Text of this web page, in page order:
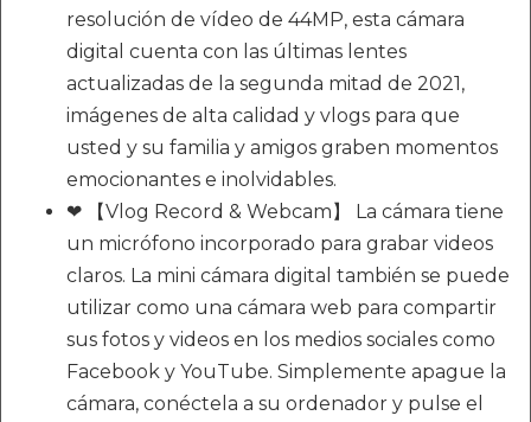
resolución de vídeo de 44MP, esta cámara
digital cuenta con las últimas lentes
actualizadas de la segunda mitad de 2021,
imágenes de alta calidad y vlogs para que
usted y su familia y amigos graben momentos
emocionantes e inolvidables.
❤ 【Vlog Record & Webcam】 La cámara tiene
un micrófono incorporado para grabar videos
claros. La mini cámara digital también se puede
utilizar como una cámara web para compartir
sus fotos y videos en los medios sociales como
Facebook y YouTube. Simplemente apague la
cámara, conéctela a su ordenador y pulse el